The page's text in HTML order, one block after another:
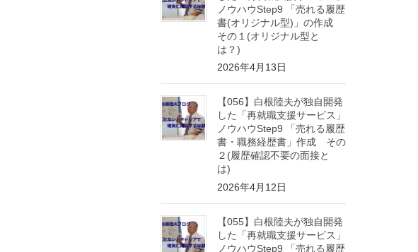
ノウハウStep9 「売れる履歴
書(オリジナル型)」の作成
その１(オリジナル型と
は？)
2026年4月13日
【056】白根陸夫が独自開発
した「再就職支援サービス」
ノウハウStep9 「売れる履歴
書・職務経歴書」作成 その
２(履歴確認不要の面接と
は)
2026年4月12日
【055】白根陸夫が独自開発
した「再就職支援サービス」
ノウハウStep9 「売れる履歴